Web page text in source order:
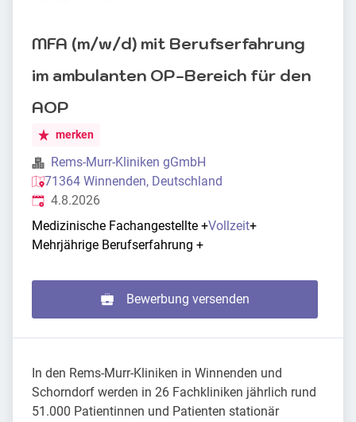
MFA (m/w/d) mit Berufserfahrung
im ambulanten OP-Bereich für den
AOP
merken
Rems-Murr-Kliniken gGmbH
71364 Winnenden, Deutschland
Veröffentlicht
4.8.2026
Medizinische Fachangestellte +Vollzeit+
Mehrjährige Berufserfahrung +
Bewerbung versenden
In den Rems-Murr-Kliniken in Winnenden und
Schorndorf werden in 26 Fachkliniken jährlich rund
51.000 Patientinnen und Patienten stationär